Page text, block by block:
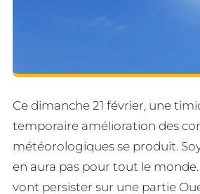
Ce dimanche 21 février, une
temporaire amélioration des
météorologiques se produit.
en aura pas pour tout le
vont persister sur une partie